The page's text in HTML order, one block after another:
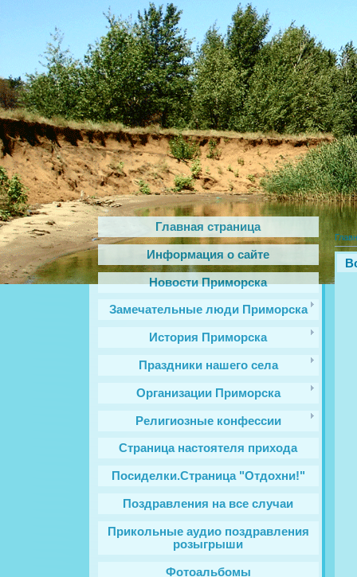
Главная страница
Информация о сайте
Новости Приморска
Замечательные люди Приморска
История Приморска
Праздники нашего села
Организации Приморска
Религиозные конфессии
Cтраница настоятеля прихода
Посиделки.Страница "Отдохни!"
Поздравления на все случаи
Прикольные аудио поздравления
розыгрыши
Фотоальбомы